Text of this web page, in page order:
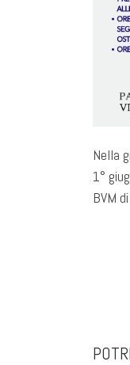
Nella
1°
BVM